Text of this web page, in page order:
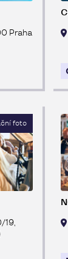
Praha
19,